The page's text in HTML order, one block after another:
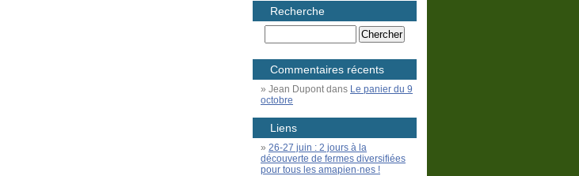
Recherche
Commentaires récents
Jean Dupontdans Le panier du 9
octobre
Liens
26-27 juin : 2 jours à la
découverte de fermes diversifiées
pour tous les amapien·nes !